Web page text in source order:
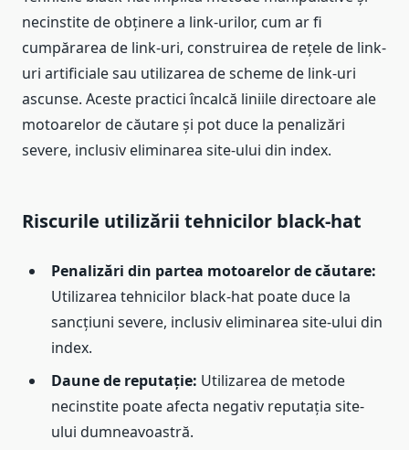
necinstite de obținere a link-urilor, cum ar fi
cumpărarea de link-uri, construirea de rețele de link-
uri artificiale sau utilizarea de scheme de link-uri
ascunse. Aceste practici încalcă liniile directoare ale
motoarelor de căutare și pot duce la penalizări
severe, inclusiv eliminarea site-ului din index.
Riscurile utilizării tehnicilor black-hat
Penalizări din partea motoarelor de căutare:
Utilizarea tehnicilor black-hat poate duce la
sancțiuni severe, inclusiv eliminarea site-ului din
index.
Daune de reputație: Utilizarea de metode
necinstite poate afecta negativ reputația site-
ului dumneavoastră.